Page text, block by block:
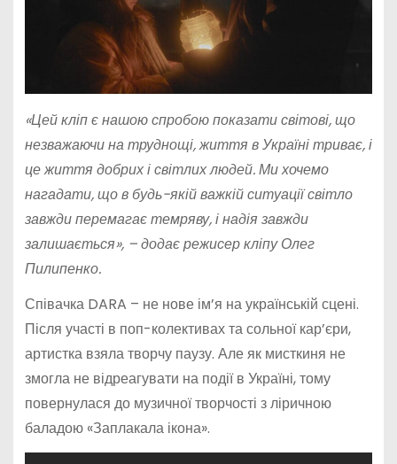
«Цей кліп є нашою спробою показати світові, що
незважаючи на труднощі, життя в Україні триває, і
це життя добрих і світлих людей. Ми хочемо
нагадати, що в будь-якій важкій ситуації світло
завжди перемагає темряву, і надія завжди
залишається», – додає режисер кліпу Олег
Пилипенко.
Співачка DARA – не нове ім’я на українській сцені.
Після участі в поп-колективах та сольної кар’єри,
артистка взяла творчу паузу. Але як мисткиня не
змогла не відреагувати на події в Україні, тому
повернулася до музичної творчості з ліричною
баладою «Заплакала ікона».